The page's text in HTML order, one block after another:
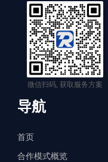
微信扫码, 获取服务方案
导航
首页
合作模式概览